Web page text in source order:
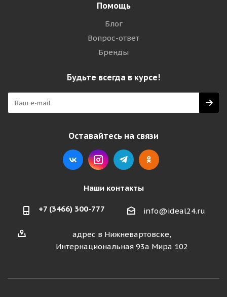
Помощь
Блог
Вопрос-ответ
Бренды
Будьте всегда в курсе!
Оставайтесь на связи
Наши контакты
+7 (3466) 300-777 info@ideal24.ru
адрес в Нижневартовске,
Интернациональная 93а Мира 102